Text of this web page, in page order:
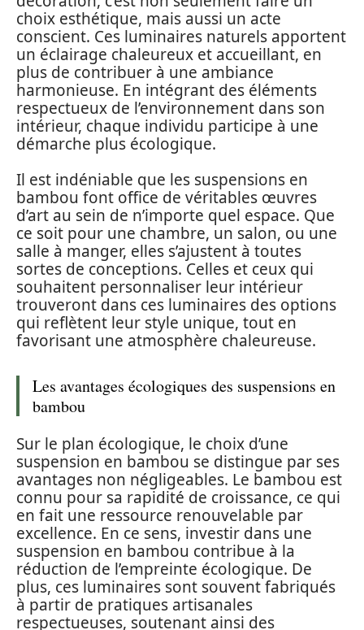
choix esthétique, mais aussi un acte
conscient. Ces luminaires naturels apportent
un éclairage chaleureux et accueillant, en
plus de contribuer à une ambiance
harmonieuse. En intégrant des éléments
respectueux de l’environnement dans son
intérieur, chaque individu participe à une
démarche plus écologique.
Il est indéniable que les suspensions en
bambou font office de véritables œuvres
d’art au sein de n’importe quel espace. Que
ce soit pour une chambre, un salon, ou une
salle à manger, elles s’ajustent à toutes
sortes de conceptions. Celles et ceux qui
souhaitent personnaliser leur intérieur
trouveront dans ces luminaires des options
qui reflètent leur style unique, tout en
favorisant une atmosphère chaleureuse.
Les avantages écologiques des suspensions en
bambou
Sur le plan écologique, le choix d’une
suspension en bambou se distingue par ses
avantages non négligeables. Le bambou est
connu pour sa rapidité de croissance, ce qui
en fait une ressource renouvelable par
excellence. En ce sens, investir dans une
suspension en bambou contribue à la
réduction de l’empreinte écologique. De
plus, ces luminaires sont souvent fabriqués
à partir de pratiques artisanales
respectueuses, soutenant ainsi des